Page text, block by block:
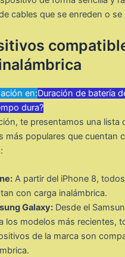
cables que se enreden o se
en:Duración de batería
dura?
te presentamos una lista
más populares que cuentan
A partir del iPhone 8,
con carga inalámbrica.
Galaxy: Desde el
los modelos más recientes,
de la marca son